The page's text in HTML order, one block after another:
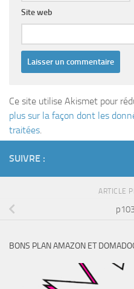
Site web
Ce site utilise Akismet pour
plus sur la façon dont les
traitées.
SUIVRE :
ARTICLE
BONS PLAN AMAZON ET